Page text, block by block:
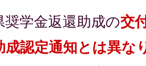
奨学金返還助成の交
成認定通知とは異な